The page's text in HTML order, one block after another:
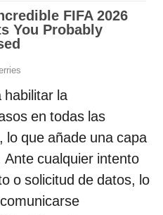
habilitar la
en todas las
lo que añade una capa
cualquier intento
o solicitud de datos, lo